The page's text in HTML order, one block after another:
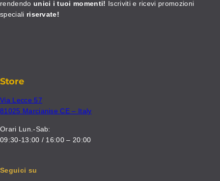
rendendo unici i tuoi momenti! Iscriviti e ricevi promozioni
speciali riservate!
Store
Via Lecce 57
81025 Marcianise CE – Italy
Orari Lun.-Sab:
09:30-13:00 / 16:00 – 20:00
Seguici su